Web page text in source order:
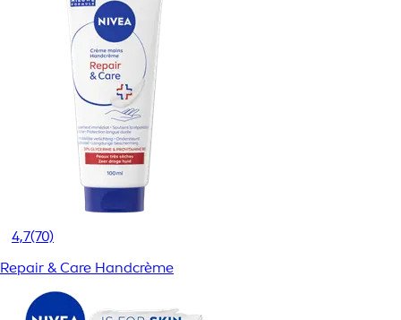
4,7(70)
Repair & Care Handcrème